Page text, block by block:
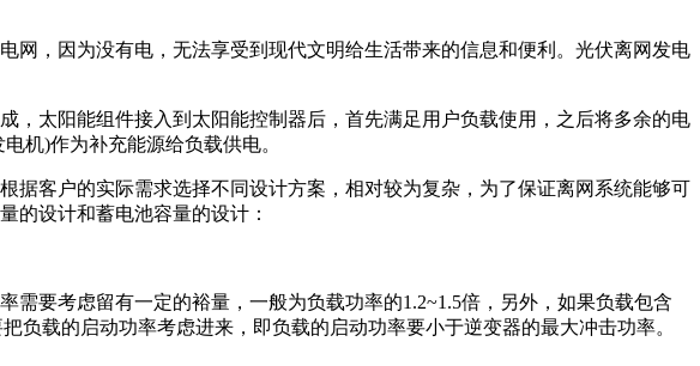
网，因为没有电，无法享受到现代文明给生活带来的信息和便利。光伏离网发电
太阳能组件接入到太阳能控制器后，首先满足用户负载使用，之后将多余的电
机)作为补充能源给负载供电。
客户的实际需求选择不同设计方案，相对较为复杂，为了保证离网系统能够可
的设计和蓄电池容量的设计：
要考虑留有一定的裕量，一般为负载功率的1.2~1.5倍，另外，如果负载包含
载的启动功率考虑进来，即负载的启动功率要小于逆变器的最大冲击功率。